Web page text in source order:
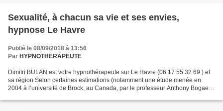
Sexualité, à chacun sa vie et ses envies,
hypnose Le Havre
Publié le 08/09/2018 à 13:56
Par HYPNOTHERAPEUTE
Dimitri BULAN est votre hypnothérapeute sur Le Havre (06 17 55 32 69 ) et
sa région Selon certaines estimations (notamment une étude menée en
2004 à l’université de Brock, au Canada, par le professeur Anthony Bogaert,